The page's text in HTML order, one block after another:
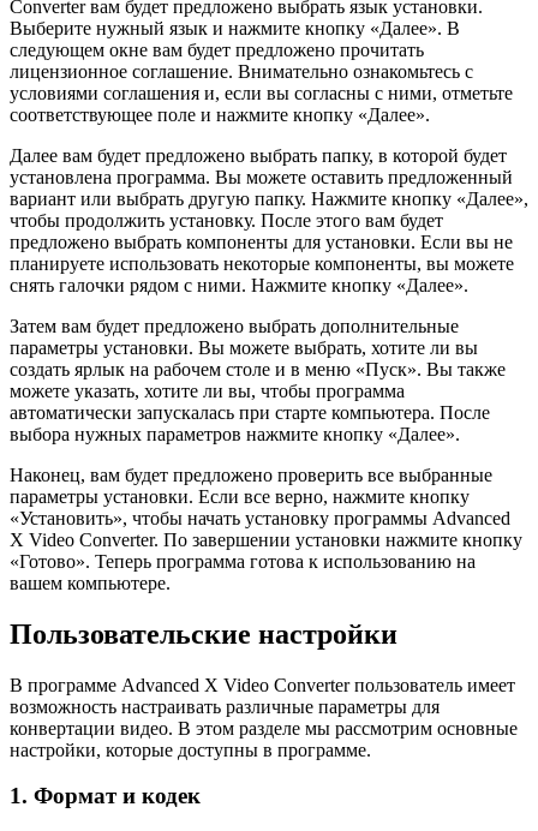
Converter вам будет предложено выбрать язык установки.
Выберите нужный язык и нажмите кнопку «Далее». В
следующем окне вам будет предложено прочитать
лицензионное соглашение. Внимательно ознакомьтесь с
условиями соглашения и, если вы согласны с ними, отметьте
соответствующее поле и нажмите кнопку «Далее».
Далее вам будет предложено выбрать папку, в которой будет
установлена программа. Вы можете оставить предложенный
вариант или выбрать другую папку. Нажмите кнопку «Далее»,
чтобы продолжить установку. После этого вам будет
предложено выбрать компоненты для установки. Если вы не
планируете использовать некоторые компоненты, вы можете
снять галочки рядом с ними. Нажмите кнопку «Далее».
Затем вам будет предложено выбрать дополнительные
параметры установки. Вы можете выбрать, хотите ли вы
создать ярлык на рабочем столе и в меню «Пуск». Вы также
можете указать, хотите ли вы, чтобы программа
автоматически запускалась при старте компьютера. После
выбора нужных параметров нажмите кнопку «Далее».
Наконец, вам будет предложено проверить все выбранные
параметры установки. Если все верно, нажмите кнопку
«Установить», чтобы начать установку программы Advanced
X Video Converter. По завершении установки нажмите кнопку
«Готово». Теперь программа готова к использованию на
вашем компьютере.
Пользовательские настройки
В программе Advanced X Video Converter пользователь имеет
возможность настраивать различные параметры для
конвертации видео. В этом разделе мы рассмотрим основные
настройки, которые доступны в программе.
1. Формат и кодек